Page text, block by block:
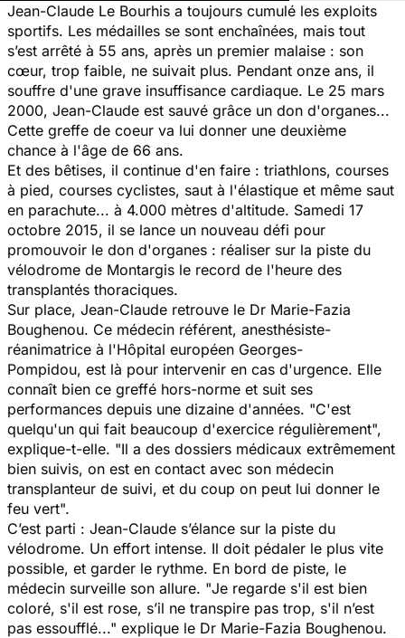
Jean-Claude Le Bourhis a toujours cumulé les exploits
sportifs. Les médailles se sont enchaînées, mais tout
s’est arrêté à 55 ans, après un premier malaise : son
cœur, trop faible, ne suivait plus. Pendant onze ans, il
souffre d'une grave insuffisance cardiaque. Le 25 mars
2000, Jean-Claude est sauvé grâce un don d'organes...
Cette greffe de coeur va lui donner une deuxième
chance à l'âge de 66 ans.
Et des bêtises, il continue d'en faire : triathlons, courses
à pied, courses cyclistes, saut à l'élastique et même saut
en parachute... à 4.000 mètres d'altitude. Samedi 17
octobre 2015, il se lance un nouveau défi pour
promouvoir le don d'organes : réaliser sur la piste du
vélodrome de Montargis le record de l'heure des
transplantés thoraciques.
Sur place, Jean-Claude retrouve le Dr Marie-Fazia
Boughenou. Ce médecin référent, anesthésiste-
réanimatrice à l'Hôpital européen Georges-
Pompidou, est là pour intervenir en cas d'urgence. Elle
connaît bien ce greffé hors-norme et suit ses
performances depuis une dizaine d'années. "C'est
quelqu'un qui fait beaucoup d'exercice régulièrement",
explique-t-elle. "Il a des dossiers médicaux extrêmement
bien suivis, on est en contact avec son médecin
transplanteur de suivi, et du coup on peut lui donner le
feu vert".
C’est parti : Jean-Claude s’élance sur la piste du
vélodrome. Un effort intense. Il doit pédaler le plus vite
possible, et garder le rythme. En bord de piste, le
médecin surveille son allure. "Je regarde s'il est bien
coloré, s'il est rose, s’il ne transpire pas trop, s'il n’est
pas essoufflé..." explique le Dr Marie-Fazia Boughenou.